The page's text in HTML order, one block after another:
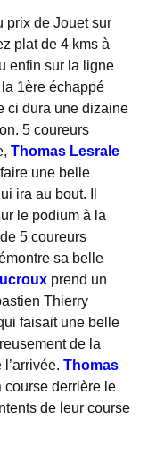
prix de Jouet sur
plat de 4 kms à
enfin sur la ligne
1ère échappé
ci dura une dizaine
5 coureurs
Thomas Lesrale
une belle
ira au bout. Il
le podium à la
5 coureurs
sa belle
prend un
Thierry
faisait une belle
de la
Thomas
course derrière le
de leur course